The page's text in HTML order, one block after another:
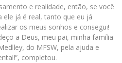
e realidade, então, se você
ele já é real, tanto que eu já
os meus sonhos e consegui!
a Deus, meu pai, minha família
do MFSW, pela ajuda e
completou.